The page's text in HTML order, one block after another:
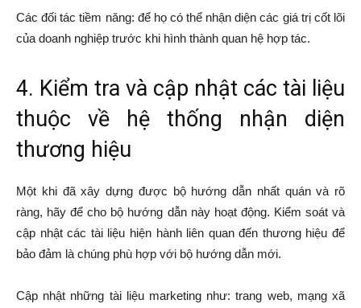
Các đối tác tiềm năng: để họ có thể nhận diện các giá trị cốt lõi
của doanh nghiệp trước khi hình thành quan hệ hợp tác.
4. Kiểm tra và cập nhật các tài liệu
thuộc về hệ thống nhận diện
thương hiệu
Một khi đã xây dựng được bộ hướng dẫn nhất quán và rõ
ràng, hãy để cho bộ hướng dẫn này hoạt động. Kiểm soát và
cập nhật các tài liệu hiện hành liên quan đến thương hiệu để
bảo đảm là chúng phù hợp với bộ hướng dẫn mới.
Cập nhật những tài liệu marketing như: trang web, mạng xã